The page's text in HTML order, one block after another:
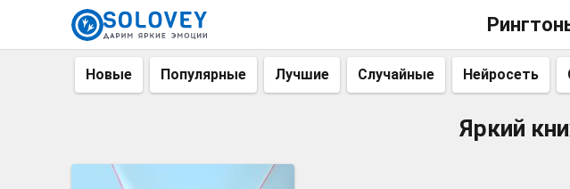
Новые Популярные Лучшие Случайные Нейросеть
Яркий